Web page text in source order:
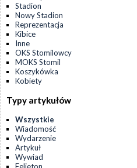
Stadion
Nowy Stadion
Reprezentacja
Kibice
Inne
OKS Stomilowcy
MOKS Stomil
Koszykówka
Kobiety
Typy artykułów
Wszystkie
Wiadomość
Wydarzenie
Artykuł
Wywiad